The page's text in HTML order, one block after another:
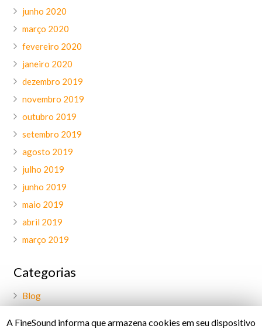
junho 2020
março 2020
fevereiro 2020
janeiro 2020
dezembro 2019
novembro 2019
outubro 2019
setembro 2019
agosto 2019
julho 2019
junho 2019
maio 2019
abril 2019
março 2019
Categorias
Blog
A FineSound informa que armazena cookies em seu dispositivo